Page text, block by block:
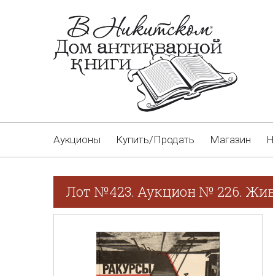
Аукционы Купить/Продать Магазин
Лот №423. Аукцион № 226.